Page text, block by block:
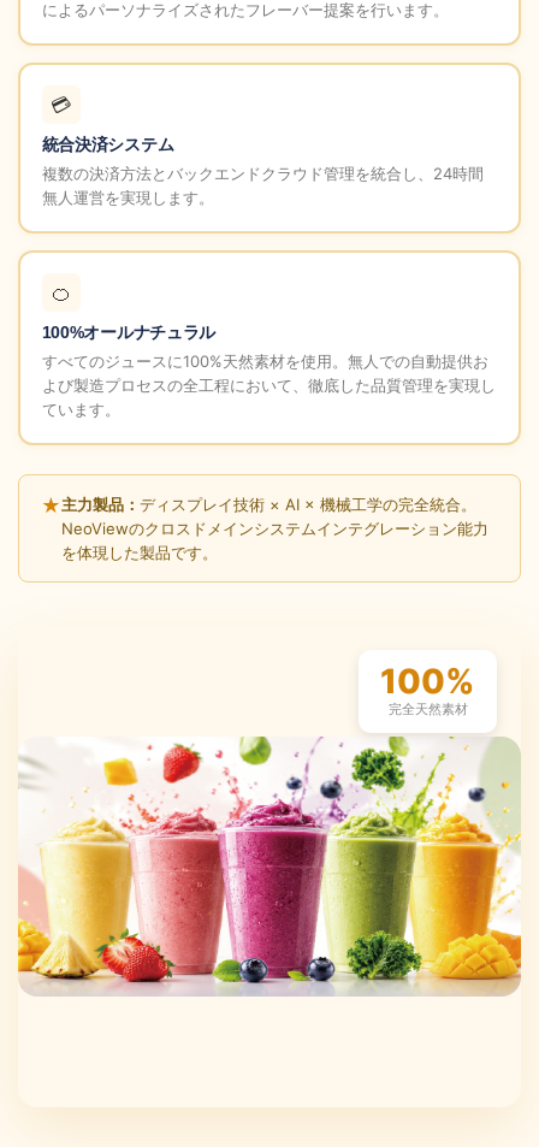
によるパーソナライズされたフレーバー提案を行います。
💳
統合決済システム
複数の決済方法とバックエンドクラウド管理を統合し、24時間
無人運営を実現します。
🍊
100%オールナチュラル
すべてのジュースに100%天然素材を使用。無人での自動提供お
よび製造プロセスの全工程において、徹底した品質管理を実現し
ています。
★主力製品： ディスプレイ技術 × AI × 機械工学の完全統合。
NeoViewのクロスドメインシステムインテグレーション能力
を体現した製品です。
100%
完全天然素材